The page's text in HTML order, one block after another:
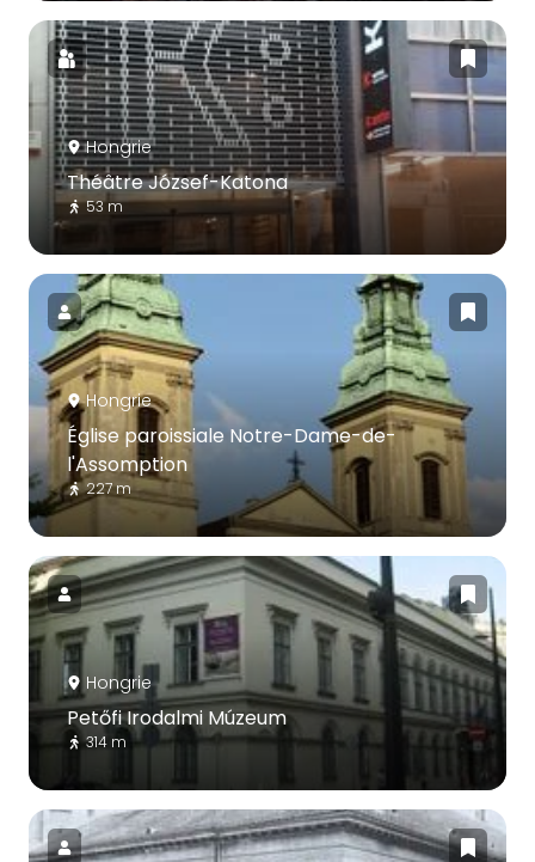
Hongrie
Théâtre József-Katona
53 m
Hongrie
Église paroissiale Notre-Dame-de-
l'Assomption
227 m
Hongrie
Petőfi Irodalmi Múzeum
314 m